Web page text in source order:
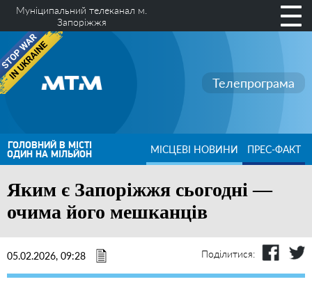
Муніципальний телеканал м.
Запоріжжя
Телепрограма
ГОЛОВНИЙ В МІСТІ
ОДИН НА МІЛЬЙОН МІСЦЕВІ НОВИНИ ПРЕС-ФАКТ
Яким є Запоріжжя сьогодні —
очима його мешканців
05.02.2026, 09:28 Поділитися: